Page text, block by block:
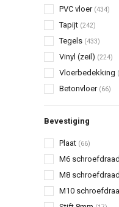
PVC vloer (434)
Tapijt (242)
Tegels (433)
Vinyl (zeil) (224)
Vloerbedekking
Betonvloer (66)
Bevestiging
Plaat (66)
M6 schroefdraad
M8 schroefdraad
M10